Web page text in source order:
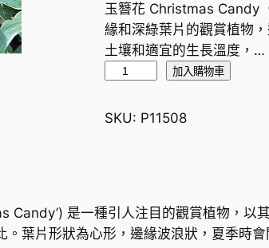
玉簪花 Christmas Candy
緣和深綠葉片的觀賞植物
土壤和適宜的生長溫度，…
花
s
t
加入購物車
SKU: P11508
是一種引人注目的觀賞植物，以
葉片形狀為心形，邊緣波浪狀，夏季時